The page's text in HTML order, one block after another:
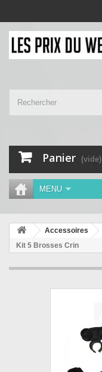
Panier (vide)
MENU
Accessoires
Kit 5 Brosses Crin